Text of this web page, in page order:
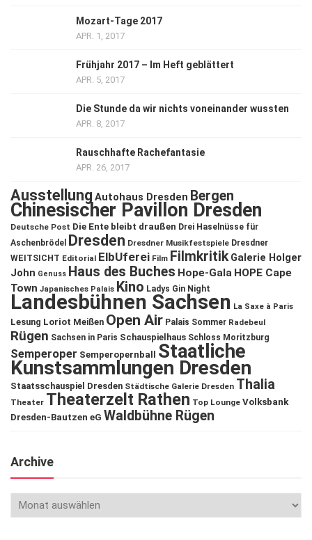
Mozart-Tage 2017
APR. 1, 2017
Frühjahr 2017 – Im Heft geblättert
APR. 5, 2017
Die Stunde da wir nichts voneinander wussten
APR. 8, 2017
Rauschhafte Rachefantasie
APR. 26, 2017
Ausstellung Autohaus Dresden Bergen
Chinesischer Pavillon Dresden
Deutsche Post Die Ente bleibt draußen Drei Haselnüsse für
Aschenbrödel
Dresden Dresdner Musikfestspiele Dresdner
WEITSICHT Editorial ElbUferei Film Filmkritik Galerie Holger
John Genuss Haus des Buches Hope-Gala HOPE Cape
Town Japanisches Palais Kino Ladys Gin Night
Landesbühnen Sachsen La Saxe à Paris
Lesung Loriot Meißen Open Air Palais Sommer Radebeul
Rügen Sachsen in Paris Schauspielhaus Schloss Moritzburg
Semperoper Semperopernball Staatliche
Kunstsammlungen Dresden
Staatsschauspiel Dresden Städtische Galerie Dresden Thalia
Theater Theaterzelt Rathen Top Lounge Volksbank
Dresden-Bautzen eG Waldbühne Rügen
Archive